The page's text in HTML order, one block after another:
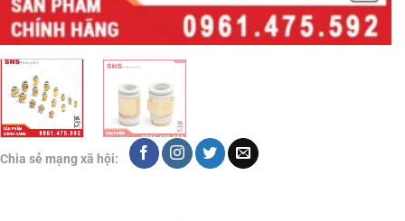
Chia sẻ mạng xã hội: